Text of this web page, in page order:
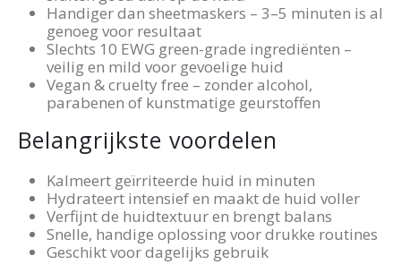
Handiger dan sheetmaskers – 3–5 minuten is al
genoeg voor resultaat
Slechts 10 EWG green-grade ingrediënten –
veilig en mild voor gevoelige huid
Vegan & cruelty free – zonder alcohol,
parabenen of kunstmatige geurstoffen
Belangrijkste voordelen
Kalmeert geïrriteerde huid in minuten
Hydrateert intensief en maakt de huid voller
Verfijnt de huidtextuur en brengt balans
Snelle, handige oplossing voor drukke routines
Geschikt voor dagelijks gebruik